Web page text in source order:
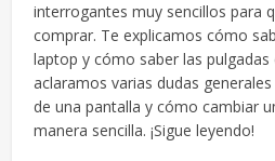
interrogantes muy sencillos para
comprar. Te explicamos cómo
laptop y cómo saber las
aclaramos varias dudas
de una pantalla y cómo cambiar
manera sencilla. ¡Sigue leyendo!